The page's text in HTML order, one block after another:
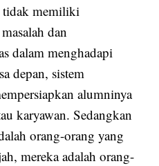
tidak memiliki
dan
dalam menghadapi
depan, sistem
alumninya
karyawan. Sedangkan
orang-orang yang
mereka adalah orang-